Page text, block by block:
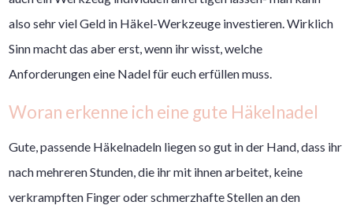
also sehr viel Geld in Häkel-Werkzeuge investieren. Wirklich
Sinn macht das aber erst, wenn ihr wisst, welche
Anforderungen eine Nadel für euch erfüllen muss.
Woran erkenne ich eine gute Häkelnadel
Gute, passende Häkelnadeln liegen so gut in der Hand, dass ihr
nach mehreren Stunden, die ihr mit ihnen arbeitet, keine
verkrampften Finger oder schmerzhafte Stellen an den